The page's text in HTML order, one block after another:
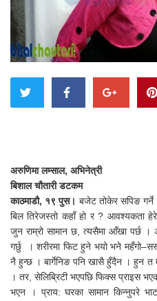
अरुणिमा लम्साल, अभिनेत्री
बिशाल चौतारी डटकम
काठमाडौ, १९ पुस। बजेट तोकेर सपिङ गर्ने
बिल तिरेजस्तो कहाँ हो र ? आवश्यकता
जुन राम्रो सामान छ, त्यसैमा आँखा पर्छ
गर्छु । शरीरमा फिट हुने भयो भने
नै हुन्छ । बार्गेनिङ पनि खासै हुँदैन । हुन त
। तर, सेलिब्रिटी भएपछि फिक्स प्राइस
भएन । प्राय: घरका सामान किन्नुपरे